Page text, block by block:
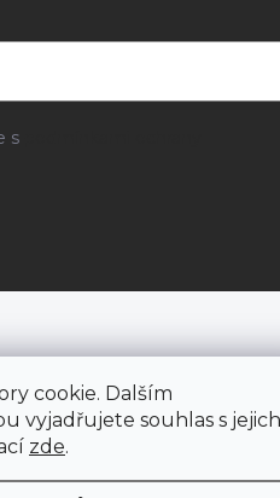
cookie. Dalším
vyjadřujete souhlas s jejich
zde.
s